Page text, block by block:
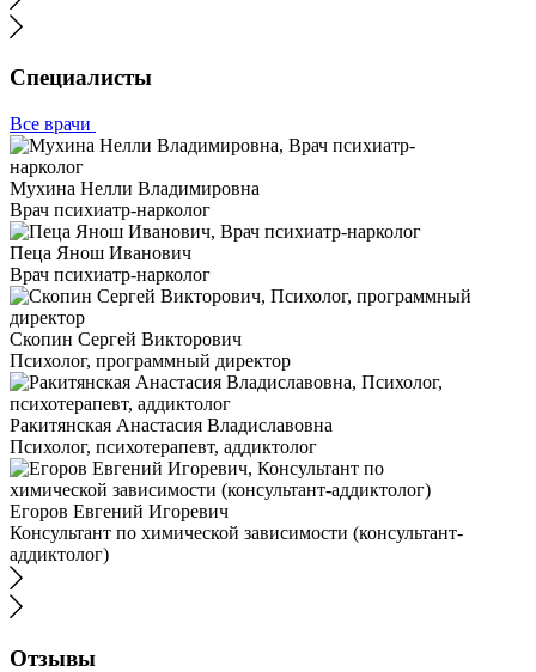
Специалисты
Все врачи
Мухина Нелли Владимировна
Врач психиатр-нарколог
Пеца Янош Иванович
Врач психиатр-нарколог
Скопин Сергей Викторович
Психолог, программный директор
Ракитянская Анастасия Владиславовна
Психолог, психотерапевт, аддиктолог
Егоров Евгений Игоревич
Консультант по химической зависимости (консультант-
аддиктолог)
Отзывы